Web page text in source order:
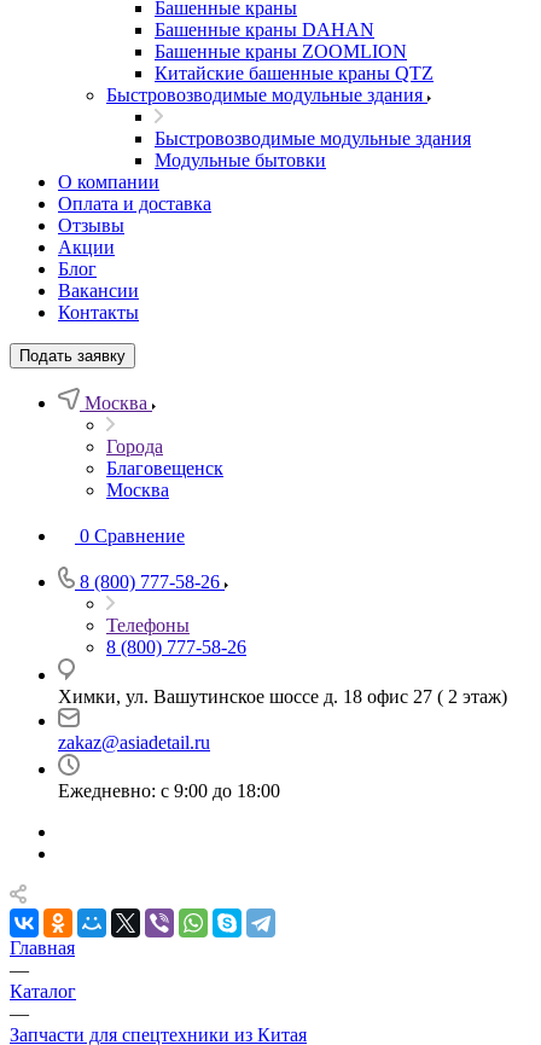
Башенные краны
Башенные краны DAHAN
Башенные краны ZOOMLION
Китайские башенные краны QTZ
Быстровозводимые модульные здания
Быстровозводимые модульные здания
Модульные бытовки
О компании
Оплата и доставка
Отзывы
Акции
Блог
Вакансии
Контакты
Подать заявку
Москва
Города
Благовещенск
Москва
0 Сравнение
8 (800) 777-58-26
Телефоны
8 (800) 777-58-26
Химки, ул. Вашутинское шоссе д. 18 офис 27 ( 2 этаж)
zakaz@asiadetail.ru
Ежедневно: с 9:00 до 18:00
Главная
—
Каталог
—
Запчасти для спецтехники из Китая